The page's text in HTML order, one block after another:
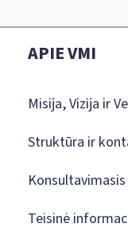
APIE VMI
Misija, Vizija ir
Struktūra ir
Teisinė